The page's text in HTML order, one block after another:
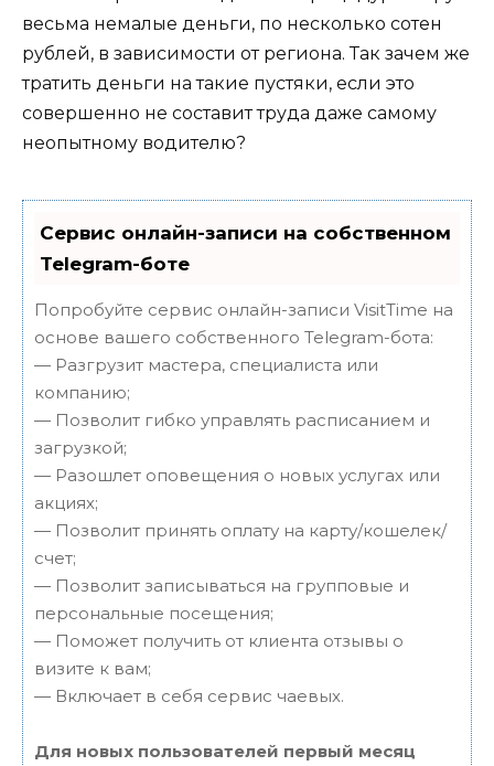
весьма немалые деньги, по несколько сотен
рублей, в зависимости от региона. Так зачем же
тратить деньги на такие пустяки, если это
совершенно не составит труда даже самому
неопытному водителю?
Сервис онлайн-записи на собственном
Telegram-боте
Попробуйте сервис онлайн-записи VisitTime на
основе вашего собственного Telegram-бота:
— Разгрузит мастера, специалиста или
компанию;
— Позволит гибко управлять расписанием и
загрузкой;
— Разошлет оповещения о новых услугах или
акциях;
— Позволит принять оплату на карту/кошелек/
счет;
— Позволит записываться на групповые и
персональные посещения;
— Поможет получить от клиента отзывы о
визите к вам;
— Включает в себя сервис чаевых.
Для новых пользователей первый месяц